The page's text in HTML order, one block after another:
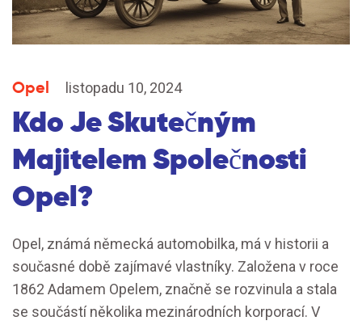
Opel listopadu 10, 2024
Kdo Je Skutečným
Majitelem Společnosti
Opel?
Opel, známá německá automobilka, má v historii a
současné době zajímavé vlastníky. Založena v roce
1862 Adamem Opelem, značně se rozvinula a stala
se součástí několika mezinárodních korporací. V